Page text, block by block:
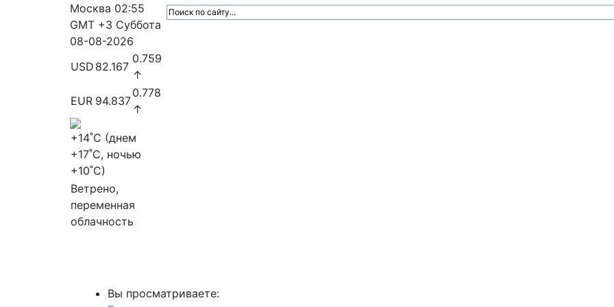
Москва 02:55
GMT +3 Суббота
08-08-2026
USD 82.167
0.759
↑
EUR 94.837
0.778
↑
+14˚C (днем
+17˚C, ночью
+10˚C)
Ветрено,
переменная
облачность
Вы просматриваете: